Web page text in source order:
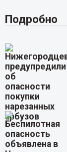
Подробно